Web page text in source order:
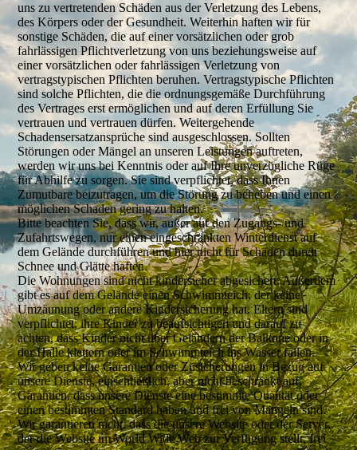
uns zu vertretenden Schäden aus der Verletzung des Lebens,
des Körpers oder der Gesundheit. Weiterhin haften wir für
sonstige Schäden, die auf einer vorsätzlichen oder grob
fahrlässigen Pflichtverletzung von uns beziehungsweise auf
einer vorsätzlichen oder fahrlässigen Verletzung von
vertragstypischen Pflichten beruhen. Vertragstypische Pflichten
sind solche Pflichten, die die ordnungsgemäße Durchführung
des Vertrages erst ermöglichen und auf deren Erfüllung Sie
vertrauen und vertrauen dürfen. Weitergehende
Schadensersatzansprüche sind ausgeschlossen. Sollten
Störungen oder Mängel an unseren Leistungen auftreten,
werden wir uns bei Kenntnis oder auf Ihre unverzügliche Rüge
für Abhilfe zu sorgen. Sie sind verpflichtet, dass Ihnen
Zumutbare beizutragen, um die Störung zu beheben und einen
möglichen Schaden gering zu halten.
Bitte beachten Sie, dass wir, außer auf den Zugangs- und
Zufahrtswegen, nur einen eingeschränkten Winterdienst auf
dem Gelände durchführen und hier nicht für Schäden durch
Schnee und Glätte haften.
Die Wohnungen sind nicht kindersicher abgesichert. Außerdem
gibt es auf dem Gelände einen Schwimmteich, der keine
Umzäunung oder andere Kindersicherung hat. Eltern sind
verpflichtet, ihre Kinder zu beaufsichtigen und darauf zu
achten, dass Kinder nicht über Geländern der Balkone oder in
der Halle klettern oder im Schwimmteich ins Wasser fallen.
Wir geben keine Garantien oder Zusicherungen in Bezug auf
unsere Dienste, einschließlich, aber nicht beschränkt auf,
Garantien, dass unsere Dienste eine bestimmte Qualität oder
einen bestimmten Standard haben und frei von Mängeln sind.
Wir garantieren nicht, dass die unsere Website oder der Server,
der die Website im World Wide Web zur Verfügung stellt, frei